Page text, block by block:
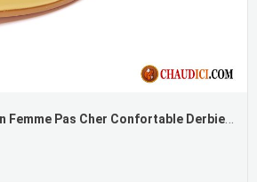
Chaussure Mocassin Femme Pas Cher Confortable Derbies Arc Bout Rond Doux